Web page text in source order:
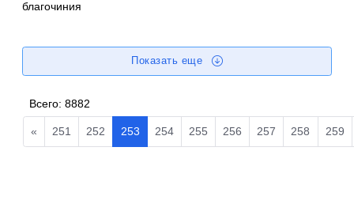
благочиния
Показать еще
Всего:8882
« 251 252 253 254 255 256 257 258 259